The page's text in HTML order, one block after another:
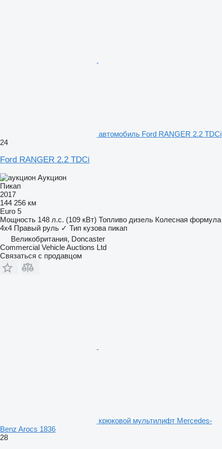
автомобиль Ford RANGER 2.2 TDCi
24
Ford RANGER 2.2 TDCi
Аукцион
Пикап
2017
144 256 км
Euro 5
Мощность 148 л.с. (109 кВт) Топливо дизель Колесная формула
4x4 Правый руль ✓ Тип кузова пикап
Великобритания, Doncaster
Commercial Vehicle Auctions Ltd
Связаться с продавцом
крюковой мультилифт Mercedes-
Benz Arocs 1836
28